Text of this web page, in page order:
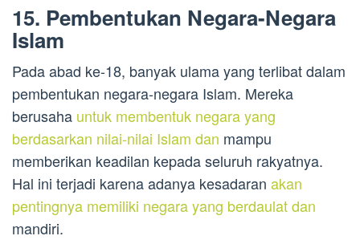
15. Pembentukan Negara-Negara
Islam
Pada abad ke-18, banyak ulama yang terlibat dalam
pembentukan negara-negara Islam. Mereka
berusaha untuk membentuk negara yang
berdasarkan nilai-nilai Islam dan mampu
memberikan keadilan kepada seluruh rakyatnya.
Hal ini terjadi karena adanya kesadaran akan
pentingnya memiliki negara yang berdaulat dan
mandiri.